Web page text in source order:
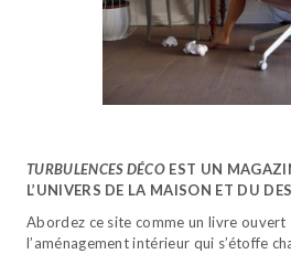
TURBULENCES DÉCO EST UN
L’UNIVERS DE LA MAISON ET DU
Abordez ce site comme un livre
l’aménagement intérieur qui s’étoffe